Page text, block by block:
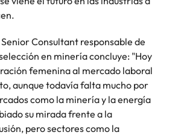
Consultant responsable de
en minería concluye: "Hoy
femenina al mercado laboral
aunque todavía falta mucho por
como la minería y la energía
su mirada frente a la
pero sectores como la